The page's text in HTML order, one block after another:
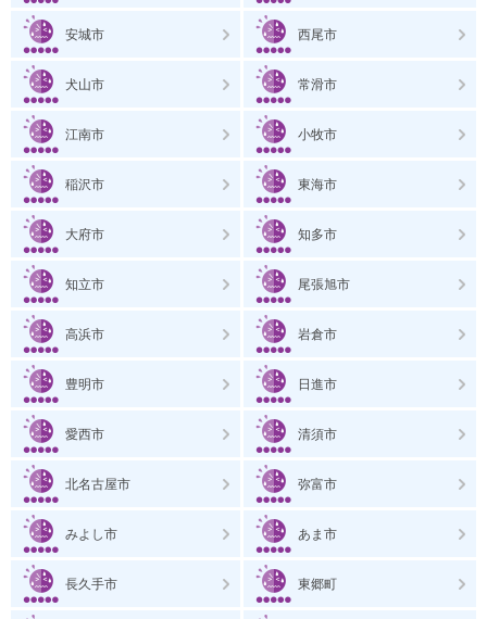
安城市 西尾市
犬山市 常滑市
江南市 小牧市
稲沢市 東海市
大府市 知多市
知立市 尾張旭市
高浜市 岩倉市
豊明市 日進市
愛西市 清須市
北名古屋市 弥富市
みよし市 あま市
長久手市 東郷町